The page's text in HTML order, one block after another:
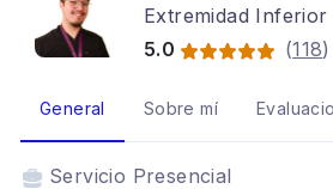
Extremidad Inferior
5.0
(118)
General Sobre mí
Servicio Presencial